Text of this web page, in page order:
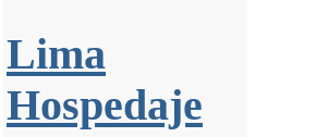
Lima
Hospedaje